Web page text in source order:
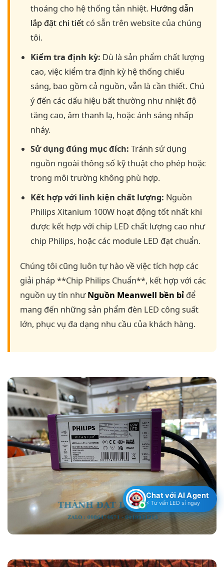
thoáng cho hệ thống tản nhiệt. Hướng dẫn
lắp đặt chi tiết có sẵn trên website của chúng
tôi.
Kiểm tra định kỳ: Dù là sản phẩm chất lượng
cao, việc kiểm tra định kỳ hệ thống chiếu
sáng, bao gồm cả nguồn, vẫn là cần thiết. Chú
ý đến các dấu hiệu bất thường như nhiệt độ
tăng cao, âm thanh lạ, hoặc ánh sáng nhấp
nháy.
Sử dụng đúng mục đích: Tránh sử dụng
nguồn ngoài thông số kỹ thuật cho phép hoặc
trong môi trường không phù hợp.
Kết hợp với linh kiện chất lượng: Nguồn
Philips Xitanium 100W hoạt động tốt nhất khi
được kết hợp với chip LED chất lượng cao như
chip Philips, hoặc các module LED đạt chuẩn.
Chúng tôi cũng luôn tự hào về việc tích hợp các
giải pháp **Chip Philips Chuẩn**, kết hợp với các
nguồn uy tín nhưNguồn Meanwell bền bỉ để
mang đến những sản phẩm đèn LED công suất
lớn, phục vụ đa dạng nhu cầu của khách hàng.
Chat với AI Agent
⚡ Tư vấn LED sỉ ngay